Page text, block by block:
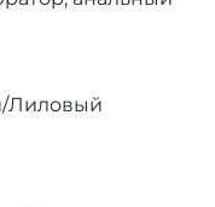
Лиловый